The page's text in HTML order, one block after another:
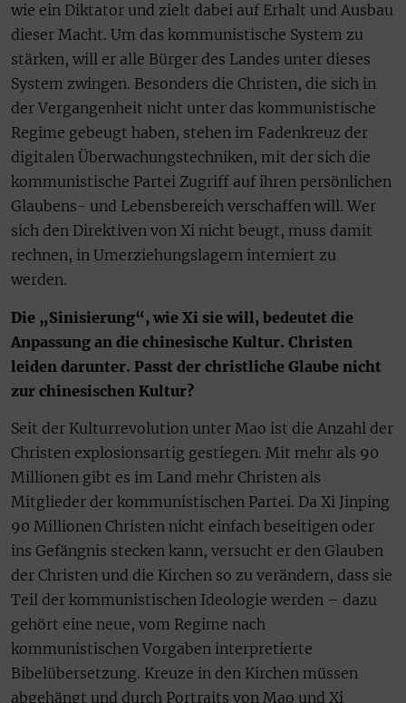
wie ein Diktator und zielt dabei auf Erhalt und Ausbau
dieser Macht. Um das kommunistische System zu
stärken, will er alle Bürger des Landes unter dieses
System zwingen. Besonders die Christen, die sich in
der Vergangenheit nicht unter das kommunistische
Regime gebeugt haben, stehen im Fadenkreuz der
digitalen Überwachungstechniken, mit der sich die
kommunistische Partei Zugriff auf ihren persönlichen
Glaubens- und Lebensbereich verschaffen will. Wer
sich den Direktiven von Xi nicht beugt, muss damit
rechnen, in Umerziehungslagern interniert zu
werden.
Die „Sinisierung“, wie Xi sie will, bedeutet die
Anpassung an die chinesische Kultur. Christen
leiden darunter. Passt der christliche Glaube nicht
zur chinesischen Kultur?
Seit der Kulturrevolution unter Mao ist die Anzahl der
Christen explosionsartig gestiegen. Mit mehr als 90
Millionen gibt es im Land mehr Christen als
Mitglieder der kommunistischen Partei. Da Xi Jinping
90 Millionen Christen nicht einfach beseitigen oder
ins Gefängnis stecken kann, versucht er den Glauben
der Christen und die Kirchen so zu verändern, dass sie
Teil der kommunistischen Ideologie werden – dazu
gehört eine neue, vom Regime nach
kommunistischen Vorgaben interpretierte
Bibelübersetzung. Kreuze in den Kirchen müssen
abgehängt und durch Portraits von Mao und Xi